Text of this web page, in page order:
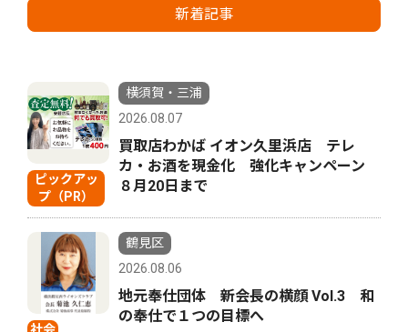
新着記事
ピックアッ
プ（PR）
横須賀・三浦
2026.08.07
買取店わかば イオン久里浜店 テレ
カ・お酒を現金化 強化キャンペーン
８月20日まで
社会
鶴見区
2026.08.06
地元奉仕団体 新会長の横顔 Vol.3 和
の奉仕で１つの目標へ